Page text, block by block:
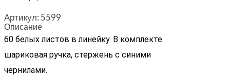
Артикул: 5599
Описание
60 белых листов в линейку. В комплекте
шариковая ручка, стержень с синими
чернилами.